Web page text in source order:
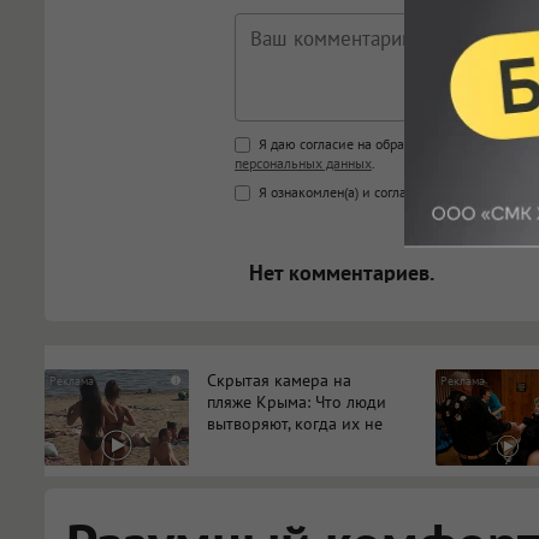
Поддержка HTML
<b>, <strong>, <u>, <i>, <em>,
<blockquote>, <code>
[img]адрес[/img] будет
Я даю согласие на обработку моих
персональных данных.
Я ознакомлен(а) и согласен(а) с
Нет комментариев.
i
Скрытая камера на
пляже Крыма: Что люди
вытворяют, когда их не